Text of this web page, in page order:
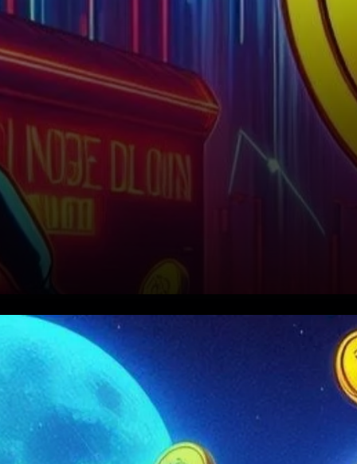
Le trader et analyste crypto
Ali Martinez a émis un